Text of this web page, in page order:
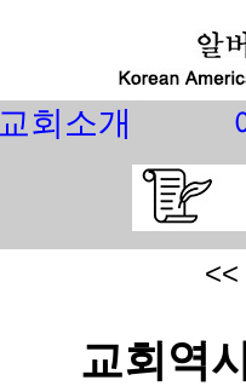
교회소개
<<
교회역